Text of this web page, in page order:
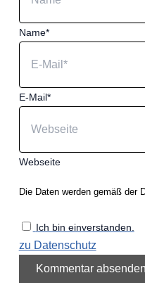
Name*
E-Mail*
Webseite
Die Daten werden gemäß der
Ich bin einverstanden.
zu Datenschutz